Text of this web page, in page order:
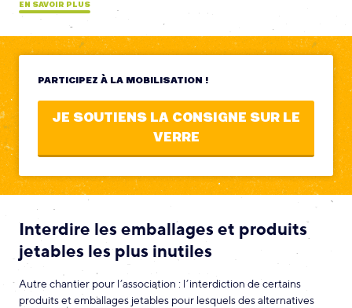
EN SAVOIR PLUS
PARTICIPEZ À LA MOBILISATION !
JE SOUTIENS LA CONSIGNE SUR LE
VERRE
Interdire les emballages et produits
jetables les plus inutiles
Autre chantier pour l’association : l’interdiction de certains
produits et emballages jetables pour lesquels des alternatives